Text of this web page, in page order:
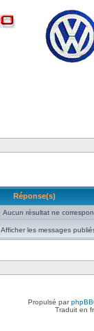
Réponse(s)
Aucun résultat ne
Afficher les messages
Propulsé parphpBB
Traduit en